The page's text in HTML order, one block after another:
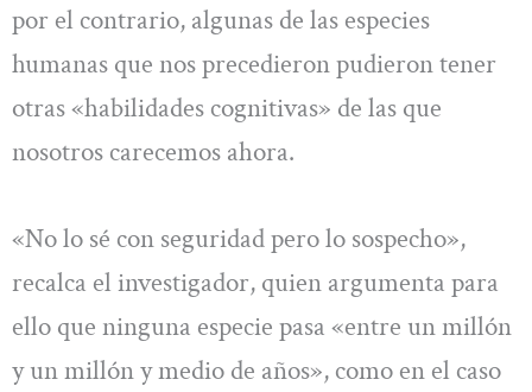
por el contrario, algunas de las especies
humanas que nos precedieron pudieron tener
otras «habilidades cognitivas» de las que
nosotros carecemos ahora.
«No lo sé con seguridad pero lo sospecho»,
recalca el investigador, quien argumenta para
ello que ninguna especie pasa «entre un millón
y un millón y medio de años», como en el caso